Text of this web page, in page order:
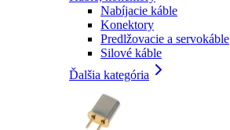
Nabíjacie káble
Konektory
Predlžovacie a servokáble
Silové káble
Ďalšia kategória